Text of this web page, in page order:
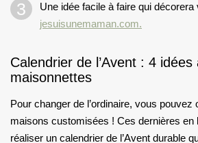
Une idée facile à faire qui décorera
jesuisunemaman.com.
Calendrier de l’Avent : 4 idées
maisonnettes
Pour changer de l’ordinaire, vous pouvez
maisons customisées ! Ces dernières en
réaliser un calendrier de l’Avent durable